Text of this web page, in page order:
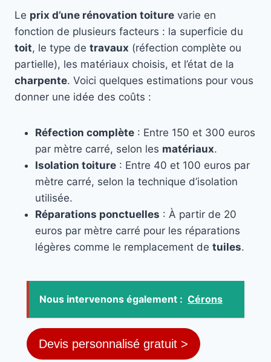
Le prix d’une rénovation toiture varie en
fonction de plusieurs facteurs : la superficie du
toit, le type de travaux (réfection complète ou
partielle), les matériaux choisis, et l’état de la
charpente. Voici quelques estimations pour vous
donner une idée des coûts :
Réfection complète : Entre 150 et 300 euros
par mètre carré, selon les matériaux.
Isolation toiture : Entre 40 et 100 euros par
mètre carré, selon la technique d’isolation
utilisée.
Réparations ponctuelles : À partir de 20
euros par mètre carré pour les réparations
légères comme le remplacement de tuiles.
Nous intervenons également : Cérons
Devis personnalisé gratuit >